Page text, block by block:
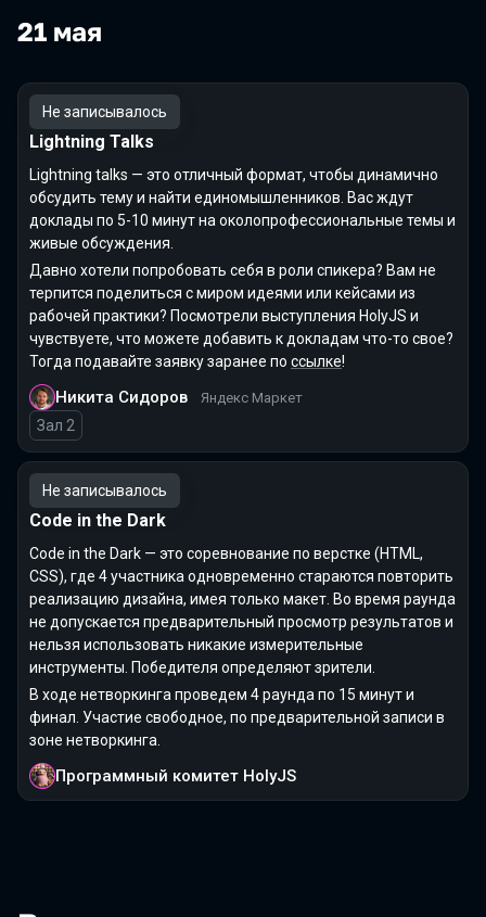
21 мая
Не записывалось
Lightning Talks
Lightning talks — это отличный формат, чтобы динамично
обсудить тему и найти единомышленников. Вас ждут
доклады по 5-10 минут на околопрофессиональные темы и
живые обсуждения.
Давно хотели попробовать себя в роли спикера? Вам не
терпится поделиться с миром идеями или кейсами из
рабочей практики? Посмотрели выступления HolyJS и
чувствуете, что можете добавить к докладам что-то свое?
Тогда подавайте заявку заранее по ссылке!
Никита Сидоров Яндекс Маркет
Зал 2
Не записывалось
Code in the Dark
Code in the Dark — это соревнование по верстке (HTML,
CSS), где 4 участника одновременно стараются повторить
реализацию дизайна, имея только макет. Во время раунда
не допускается предварительный просмотр результатов и
нельзя использовать никакие измерительные
инструменты. Победителя определяют зрители.
В ходе нетворкинга проведем 4 раунда по 15 минут и
финал. Участие свободное, по предварительной записи в
зоне нетворкинга.
Программный комитет HolyJS